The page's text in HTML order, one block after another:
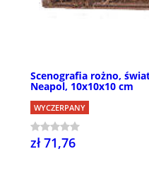
Scenografia rożno,
Neapol, 10x10x10 cm
WYCZERPANY
zł 71,76